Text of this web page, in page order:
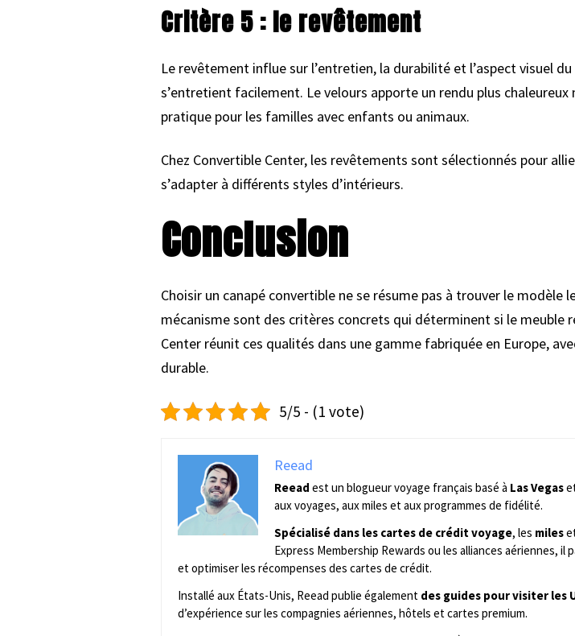
Critère 5 : le revêtement
Le revêtement influe sur l’entretien, la durabilité et l’aspect visuel
s’entretient facilement. Le velours apporte un rendu plus
pratique pour les familles avec enfants ou animaux.
Chez Convertible Center, les revêtements sont sélectionnés pour
s’adapter à différents styles d’intérieurs.
Conclusion
Choisir un canapé convertible ne se résume pas à trouver le modèle
mécanisme sont des critères concrets qui déterminent si le meuble
Center réunit ces qualités dans une gamme fabriquée en Europe,
durable.
5/5 - (1 vote)
Reead
Reead est un blogueur voyage français basé à Las Vegas
aux voyages, aux miles et aux programmes de fidélité.
Spécialisé dans les cartes de crédit voyage, les miles
Express Membership Rewards ou les alliances aériennes,
et optimiser les récompenses des cartes de crédit.
Installé aux États-Unis, Reead publie également des guides pour visiter les
d’expérience sur les compagnies aériennes, hôtels et cartes premium.